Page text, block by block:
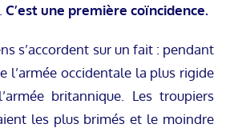
C’est une première coïncidence.
s’accordent sur un fait : pendant
l’armée occidentale la plus rigide
britannique. Les troupiers
les plus brimés et le moindre